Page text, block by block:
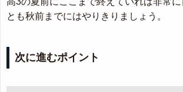
とも秋前までにはやりきりましょう。
次に進むポイント